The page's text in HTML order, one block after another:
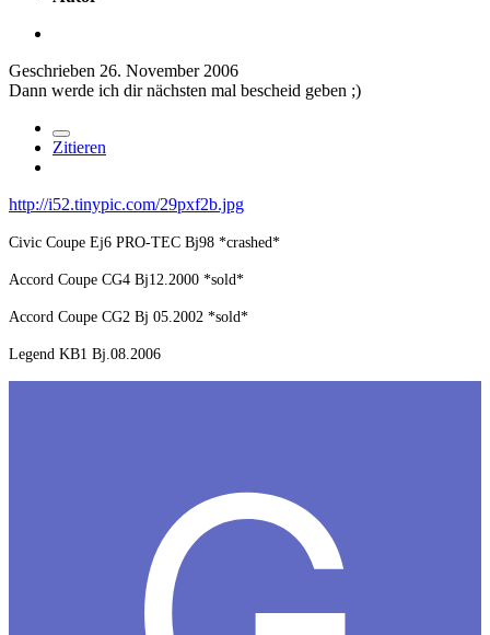
Geschrieben 26. November 2006
Dann werde ich dir nächsten mal bescheid geben ;)
Zitieren
http://i52.tinypic.com/29pxf2b.jpg
Civic Coupe Ej6 PRO-TEC Bj98 *crashed*
Accord Coupe CG4 Bj12.2000 *sold*
Accord Coupe CG2 Bj 05.2002 *sold*
Legend KB1 Bj.08.2006